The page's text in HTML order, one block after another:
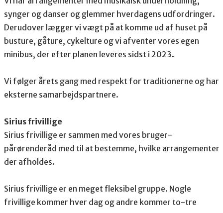
synger og danser og glemmer hverdagens udfordringer.
Derudover lægger vi vægt på at komme ud af huset på
busture, gåture, cykelture og vi afventer vores egen
minibus, der efter planen leveres sidst i 2023.
Vi følger årets gang med respekt for traditionerne og har
eksterne samarbejdspartnere.
Sirius frivillige
Sirius frivillige er sammen med vores bruger-
pårørenderåd med til at bestemme, hvilke arrangementer
der afholdes.
Sirius frivillige er en meget fleksibel gruppe. Nogle
frivillige kommer hver dag og andre kommer to-tre